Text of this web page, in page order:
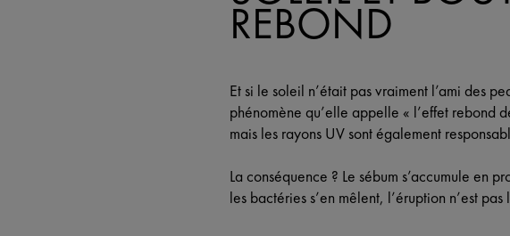
REBOND
Et si le soleil n’était pas vraiment l’ami des
phénomène qu’elle appelle « l’effet rebond
mais les rayons UV sont également
La conséquence ? Le sébum s’accumule en
les bactéries s’en mêlent, l’éruption n’est pas